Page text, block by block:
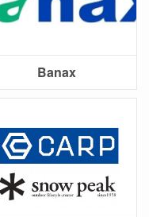
Banax